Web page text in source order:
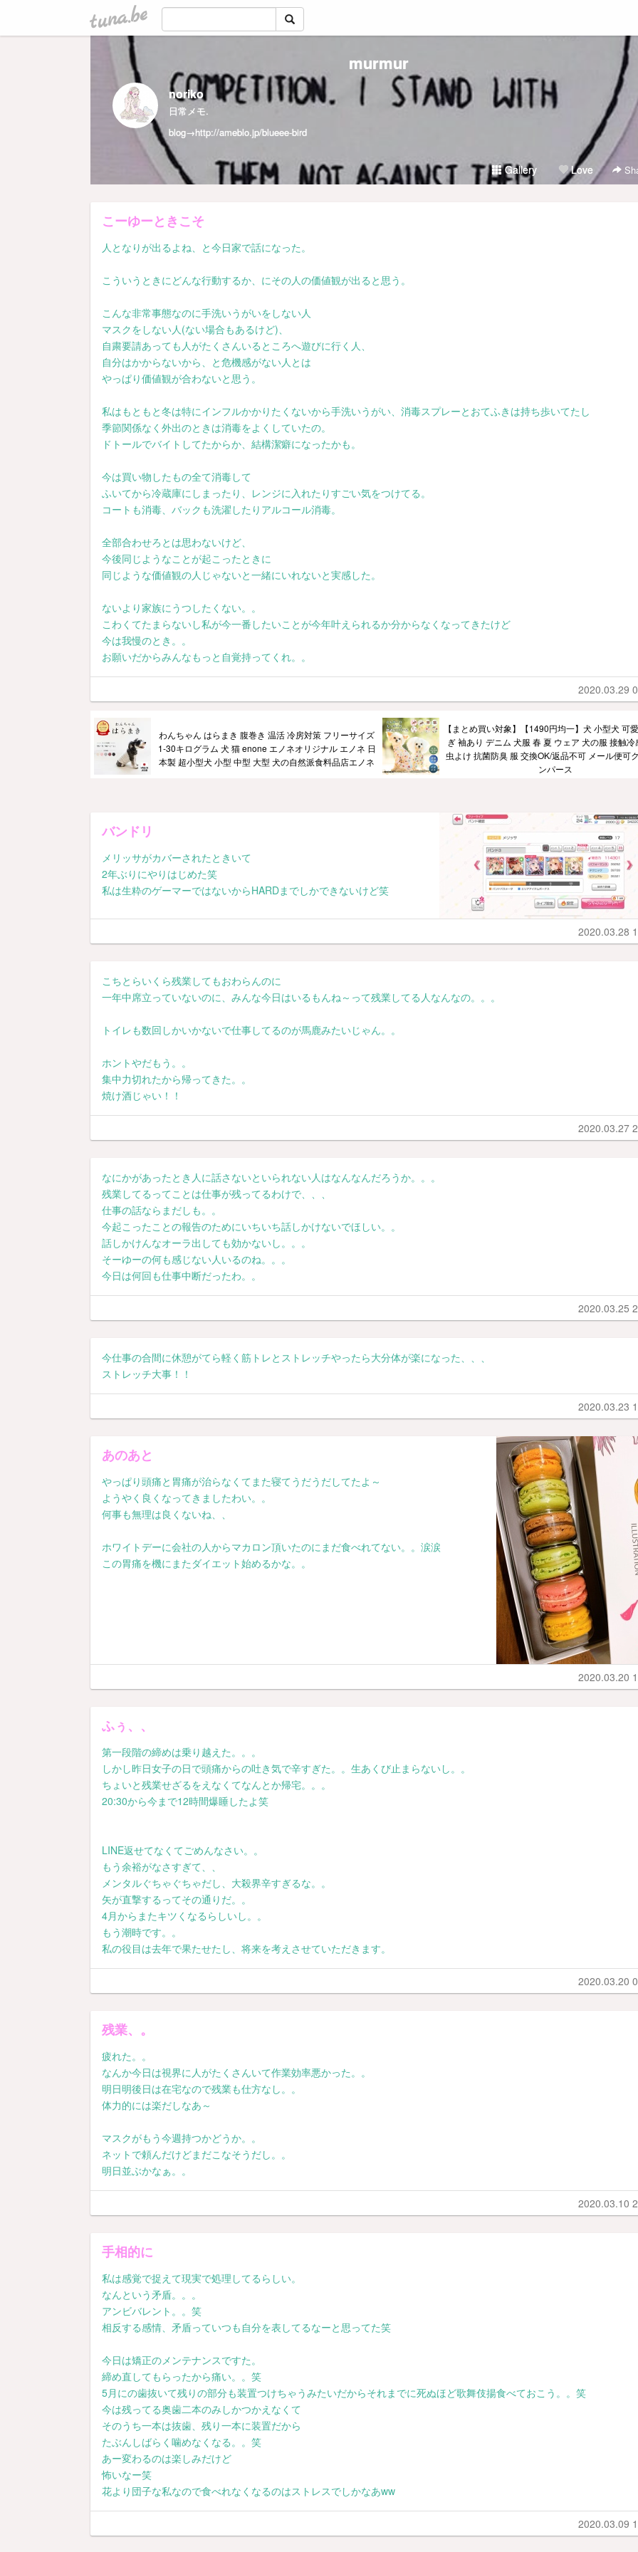
tuna.be
murmur
noriko
日常メモ.
blog→http://ameblo.jp/blueee-bird
Gallery Love
こーゆーときこそ
人となりが出るよね、と今日家で話になった。
こういうときにどんな行動するか、にその人の価値観が出ると思う。
こんな非常事態なのに手洗いうがいをしない人
マスクをしない人(ない場合もあるけど)、
自粛要請あっても人がたくさんいるところへ遊びに行く人、
自分はかからないから、と危機感がない人とは
やっぱり価値観が合わないと思う。
私はもともと冬は特にインフルかかりたくないから手洗いうがい、消毒スプレーとおてふきは持ち歩いてたし
季節関係なく外出のときは消毒をよくしていたの。
ドトールでバイトしてたからか、結構潔癖になったかも。
今は買い物したもの全て消毒して
ふいてから冷蔵庫にしまったり、レンジに入れたりすごい気をつけてる。
コートも消毒、バックも洗濯したりアルコール消毒。
全部合わせろとは思わないけど、
今後同じようなことが起こったときに
同じような価値観の人じゃないと一緒にいれないと実感した。
ないより家族にうつしたくない。。
こわくてたまらないし私が今一番したいことが今年叶えられるか分からなくなってきたけど
今は我慢のとき。。
お願いだからみんなもっと自覚持ってくれ。。
2020.03.29
わんちゃん はらまき 腹巻き 温活 冷房対策 フリーサイズ
1-30キログラム 犬 猫 enone エノネオリジナル エノネ 日
本製 超小型犬 小型 中型 大型 犬の自然派食料品店エノネ
【まとめ買い対象】【1490円均一】犬 小型犬 可
ぎ 袖あり デニム 犬服 春 夏 ウェア 犬の服 接触冷
虫よけ 抗菌防臭 服 交換OK/返品不可 メール便可
ンパース
バンドリ
メリッサがカバーされたときいて
2年ぶりにやりはじめた笑
私は生粋のゲーマーではないからHARDまでしかできないけど笑
2020.03.28
こちとらいくら残業してもおわらんのに
一年中席立っていないのに、みんな今日はいるもんね～って残業してる人なんなの。。。
トイレも数回しかいかないで仕事してるのが馬鹿みたいじゃん。。
ホントやだもう。。
集中力切れたから帰ってきた。。
焼け酒じゃい！！
2020.03.27
なにかがあったとき人に話さないといられない人はなんなんだろうか。。。
残業してるってことは仕事が残ってるわけで、、、
仕事の話ならまだしも。。
今起こったことの報告のためにいちいち話しかけないでほしい。。
話しかけんなオーラ出しても効かないし。。。
そーゆーの何も感じない人いるのね。。。
今日は何回も仕事中断だったわ。。
2020.03.25
今仕事の合間に休憩がてら軽く筋トレとストレッチやったら大分体が楽になった、、、
ストレッチ大事！！
2020.03.23
あのあと
やっぱり頭痛と胃痛が治らなくてまた寝てうだうだしてたよ～
ようやく良くなってきましたわい。。
何事も無理は良くないね、、
ホワイトデーに会社の人からマカロン頂いたのにまだ食べれてない。。涙涙
この胃痛を機にまたダイエット始めるかな。。
2020.03.20
ふぅ、、
第一段階の締めは乗り越えた。。。
しかし昨日女子の日で頭痛からの吐き気で辛すぎた。。生あくび止まらないし。。
ちょいと残業せざるをえなくてなんとか帰宅。。。
20:30から今まで12時間爆睡したよ笑
LINE返せてなくてごめんなさい。。
もう余裕がなさすぎて、、
メンタルぐちゃぐちゃだし、大殺界辛すぎるな。。
矢が直撃するってその通りだ。。
4月からまたキツくなるらしいし。。
もう潮時です。。
私の役目は去年で果たせたし、将来を考えさせていただきます。
2020.03.20
残業、。
疲れた。。
なんか今日は視界に人がたくさんいて作業効率悪かった。。
明日明後日は在宅なので残業も仕方なし。。
体力的には楽だしなあ～
マスクがもう今週持つかどうか。。
ネットで頼んだけどまだこなそうだし。。
明日並ぶかなぁ。。
2020.03.10
手相的に
私は感覚で捉えて現実で処理してるらしい。
なんという矛盾。。。
アンビバレント。。笑
相反する感情、矛盾っていつも自分を表してるなーと思ってた笑
今日は矯正のメンテナンスですた。
締め直してもらったから痛い。。笑
5月にの歯抜いて残りの部分も装置つけちゃうみたいだからそれまでに死ぬほど歌舞伎揚食べておこう。。笑
今は残ってる奥歯二本のみしかつかえなくて
そのうち一本は抜歯、残り一本に装置だから
たぶんしばらく噛めなくなる。。笑
あー変わるのは楽しみだけど
怖いなー笑
花より団子な私なので食べれなくなるのはストレスでしかなあww
2020.03.09